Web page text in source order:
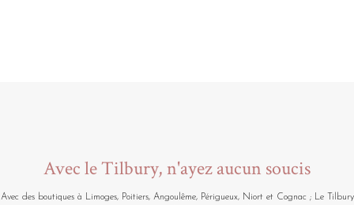
Avec le Tilbury, n'ayez aucun soucis
Avec des boutiques à Limoges, Poitiers, Angoulême, Périgueux, Niort et Cognac ; Le Tilbury